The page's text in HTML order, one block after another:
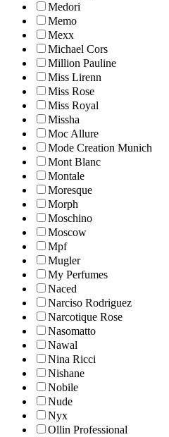
Medori
Memo
Mexx
Michael Cors
Million Pauline
Miss Lirenn
Miss Rose
Miss Royal
Missha
Moc Allure
Mode Creation Munich
Mont Blanc
Montale
Moresque
Morph
Moschino
Moscow
Mpf
Mugler
My Perfumes
Naced
Narciso Rodriguez
Narcotique Rose
Nasomatto
Nawal
Nina Ricci
Nishane
Nobile
Nude
Nyx
Ollin Professional